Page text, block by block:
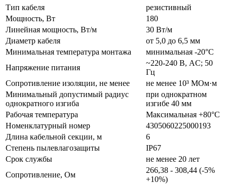
Тип кабеля
резистивный
Мощность, Вт
180
Линейная мощность, Вт/м
30 Вт/м
Диаметр кабеля
от 5,0 до 6,5 мм
Минимальная температура монтажа
минимальная -20°С
Напряжение питания
~220-240 В, AC; 50
Гц
Сопротивление изоляции, не менее
не менее 10³ МОм·м
Минимальный допустимый радиус
однократного изгиба
при однократном
изгибе 40 мм
Рабочая температура
Максимальная +80°С
Номенклатурный номер
4305060225000193
Длина кабельной секции, м
6
Степень пылевлагозащиты
IP67
Срок службы
не менее 20 лет
Сопротивление, Ом
266,38 - 308,44 (-5%
+10%)